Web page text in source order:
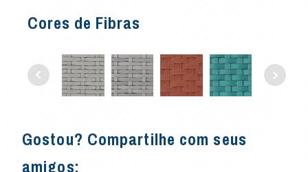
Cores de Fibras
Gostou? Compartilhe com seus
amigos: